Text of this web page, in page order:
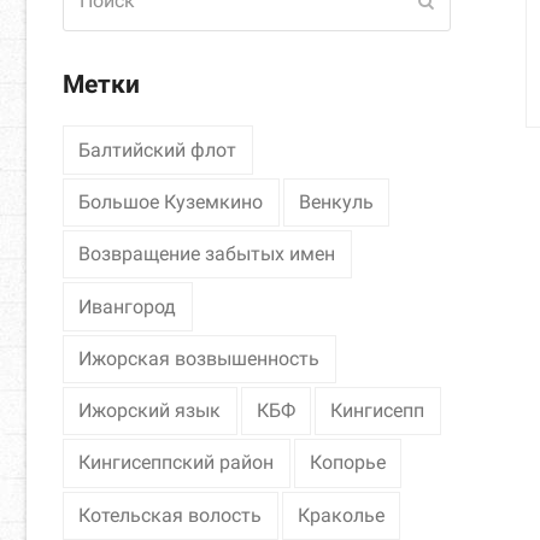
Метки
Балтийский флот
Большое Куземкино Венкуль
Возвращение забытых имен
Ивангород
Ижорская возвышенность
Ижорский язык КБФ Кингисепп
Кингисеппский район Копорье
Котельская волость Краколье